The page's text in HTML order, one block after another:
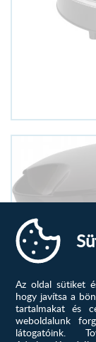
Az oldal sütiket
hogy javítsa a
tartalmakat és
weboldalunk
látogatóink.